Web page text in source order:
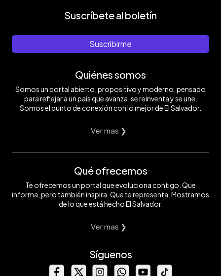
Suscríbete al boletín
Suscribirme
Quiénes somos
Somos un portal abierto, propositivo y moderno, pensado
para reflejar a un país que avanza, se reinventa y se une.
Somos el punto de conexión con lo mejor de El Salvador.
Ver mas ❯
Qué ofrecemos
Te ofrecemos un portal que evoluciona contigo. Que
informa, pero también inspira. Que te representa. Mostramos
de lo que está hecho El Salvador.
Ver mas ❯
Síguenos